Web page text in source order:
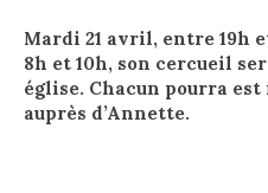
Mardi 21 avril, entre 19h
8h et 10h, son cercueil
église. Chacun pourra
auprès d’Annette.